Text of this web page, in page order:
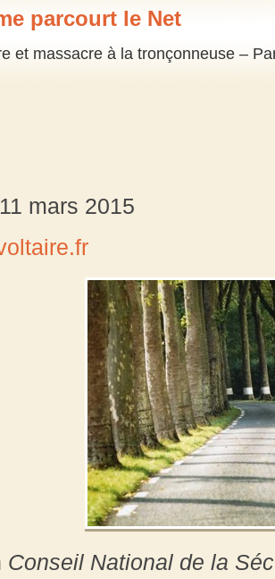
parcourt le Net
et massacre à la tronçonneuse –
mars 2015
Conseil National de la